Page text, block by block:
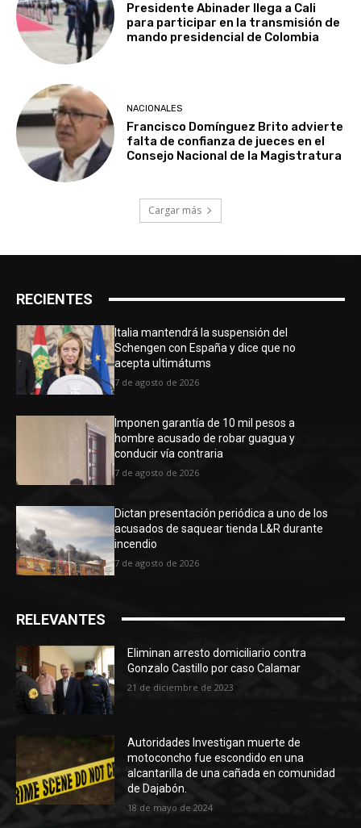
Presidente Abinader llega a Cali
para participar en la transmisión de
mando presidencial de Colombia
NACIONALES
Francisco Domínguez Brito advierte
falta de confianza de jueces en el
Consejo Nacional de la Magistratura
Cargar más
RECIENTES
Italia mantendrá la suspensión del
Schengen con España y dice que no
acepta ultimátums
7 de agosto de 2026
Imponen garantía de 10 mil pesos a
hombre acusado de robar guagua y
conducir vía contraria
7 de agosto de 2026
Dictan presentación periódica a uno de los
acusados de saquear tienda L&R durante
incendio
7 de agosto de 2026
RELEVANTES
Eliminan arresto domiciliario contra
Gonzalo Castillo por caso Calamar
21 de diciembre de 2023
Autoridades Investigan muerte de
motoconcho fue escondido en una
alcantarilla de una cañada en comunidad
de Dajabón.
18 de mayo de 2024